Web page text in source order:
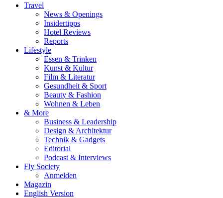
Travel
News & Openings
Insidertipps
Hotel Reviews
Reports
Lifestyle
Essen & Trinken
Kunst & Kultur
Film & Literatur
Gesundheit & Sport
Beauty & Fashion
Wohnen & Leben
& More
Business & Leadership
Design & Architektur
Technik & Gadgets
Editorial
Podcast & Interviews
Fly Society
Anmelden
Magazin
English Version